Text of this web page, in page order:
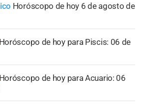
Horóscopo de hoy 6 de agosto de
Horóscopo de hoy para Piscis: 06 de
Horóscopo de hoy para Acuario: 06